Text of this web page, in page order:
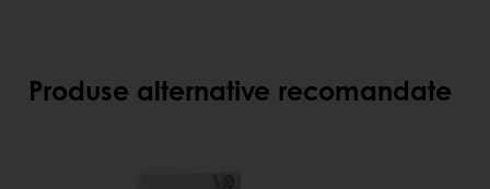
Produse alternative recomandate